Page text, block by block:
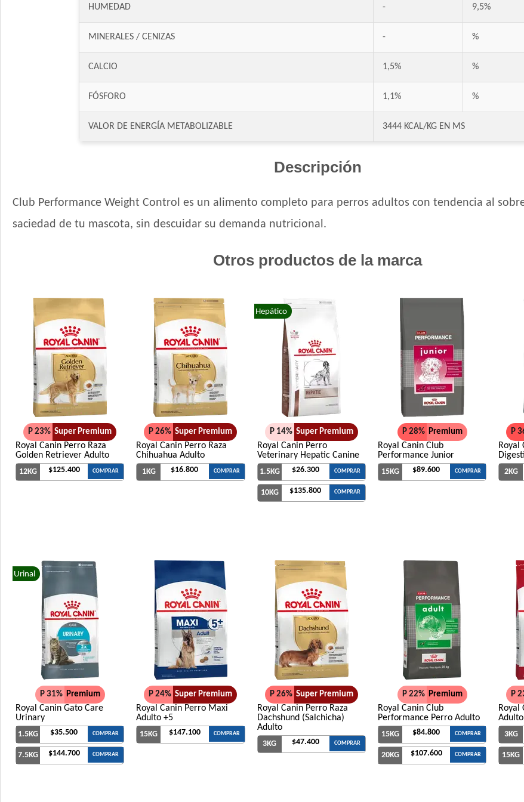
Dog Selection Criadores Adulto
Dog Selection Etiqueta Negra Mediano y
Dog Selection Premium Adultos
DogPro Perro Adulto
Dogpro Reduced Calories
Eminent Perro Adulto
Eukanuba Adult Medium Breed
Eukanuba Fit Body Weight Control Large
Eukanuba Fit Body Weight Control
Eukanuba Premium Performance Adult
Evolution Super Premium Perro de
Exact Perro Adulto
Exact Premium Perro Adulto
Excellent Mantenimiento Perro Adulto
Excellent Perro Adulto Razas Medianas
Excellent Perro Adulto Razas Medianas
Excellent Perro Adulto Skin Care con
Excellent Perro Adulto con Sobrepeso
Fawna Perro Adulto Light
Gaucho Perro Adulto
Gran Campeón Maintenance Perro
Gran Campeón Perro Adulto Mordida
Gran Pastor Perro Criadores
HOP! Perro Adulto Mediano y Grande
Handler Perro Adulto Mediano y
High Pro Criadores Perro Adulto
High Pro Perro Adulto Cordero
Infinity Adulto Razas Medianas y
Iron Pet Perro Adultos de Razas
Iron Pet Premium Perro Adulto Mediano
HUMEDAD - 9,5%
MINERALES / CENIZAS - %
CALCIO 1,5% %
FÓSFORO 1,1% %
VALOR DE ENERGÍA METABOLIZABLE 3444 KCAL/KG EN MS
Descripción
Club Performance Weight Control es un alimento completo para perros adultos con tendencia al
saciedad de tu mascota, sin descuidar su demanda nutricional.
Otros productos de la marca
P 23% Super Premium
Royal Canin Perro Raza
Golden Retriever Adulto
12KG $125.400 COMPRAR
P 26% Super Premium
Royal Canin Perro Raza
Chihuahua Adulto
1KG $16.800 COMPRAR
Hepático
P 14% Super Premium
Royal Canin Perro
Veterinary Hepatic Canine
1.5KG $26.300 COMPRAR
10KG $135.800 COMPRAR
P 28% Premium
Royal Canin Club
Performance Junior
15KG $89.600 COMPRAR
P
Royal
2KG
Urinal
P 31% Premium
Royal Canin Gato Care
Urinary
1.5KG $35.500 COMPRAR
7.5KG $144.700 COMPRAR
P 24% Super Premium
Royal Canin Perro Maxi
Adulto +5
15KG $147.100 COMPRAR
P 26% Super Premium
Royal Canin Perro Raza
Dachshund (Salchicha)
Adulto
3KG $47.400 COMPRAR
P 22% Premium
Royal Canin Club
Performance Perro Adulto
15KG $84.800 COMPRAR
20KG $107.600 COMPRAR
P
Royal
3KG
15KG